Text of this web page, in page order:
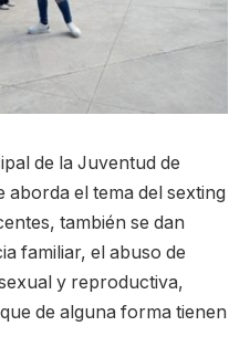
de la Juventud de
aborda el tema del sexting
también se dan
familiar, el abuso de
y reproductiva,
de alguna forma tienen